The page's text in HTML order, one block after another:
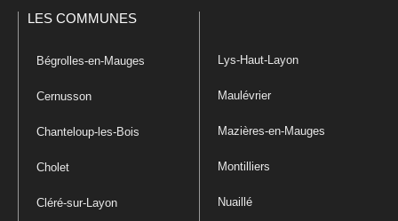
LES COMMUNES
Bégrolles-en-Mauges
Cernusson
Chanteloup-les-Bois
Cholet
Cléré-sur-Layon
Lys-Haut-Layon
Maulévrier
Mazières-en-Mauges
Montilliers
Nuaillé